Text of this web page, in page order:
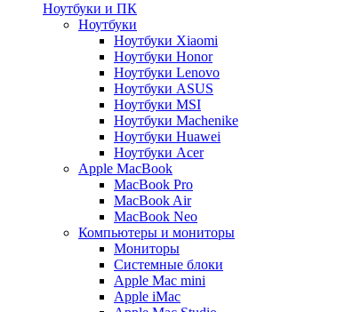
Ноутбуки и ПК
Ноутбуки
Ноутбуки Xiaomi
Ноутбуки Honor
Ноутбуки Lenovo
Ноутбуки ASUS
Ноутбуки MSI
Ноутбуки Machenike
Ноутбуки Huawei
Ноутбуки Acer
Apple MacBook
MacBook Pro
MacBook Air
MacBook Neo
Компьютеры и мониторы
Мониторы
Системные блоки
Apple Mac mini
Apple iMac